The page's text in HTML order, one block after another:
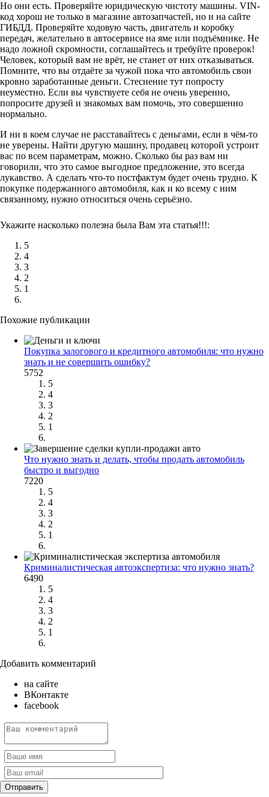
Но они есть. Проверяйте юридическую чистоту машины. VIN-
код хорош не только в магазине автозапчастей, но и на сайте
ГИБДД. Проверяйте ходовую часть, двигатель и коробку
передач, желательно в автосервисе на яме или подъёмнике. Не
надо ложной скромности, соглашайтесь и требуйте проверок!
Человек, который вам не врёт, не станет от них отказываться.
Помните, что вы отдаёте за чужой пока что автомобиль свои
кровно заработанные деньги. Стеснение тут попросту
неуместно. Если вы чувствуете себя не очень уверенно,
попросите друзей и знакомых вам помочь, это совершенно
нормально.
И ни в коем случае не расставайтесь с деньгами, если в чём-то
не уверены. Найти другую машину, продавец которой устроит
вас по всем параметрам, можно. Сколько бы раз вам ни
говорили, что это самое выгодное предложение, это всегда
лукавство. А сделать что-то постфактум будет очень трудно. К
покупке подержанного автомобиля, как и ко всему с ним
связанному, нужно относиться очень серьёзно.
Укажите насколько полезна была Вам эта статья!!!:
5
4
3
2
1
Похожие публикации
Покупка залогового и кредитного автомобиля: что нужно
знать и не совершить ошибку?
5752
5
4
3
2
1
Что нужно знать и делать, чтобы продать автомобиль
быстро и выгодно
7220
5
4
3
2
1
Криминалистическая автоэкспертиза: что нужно знать?
6490
5
4
3
2
1
Добавить комментарий
на сайте
ВКонтакте
facebook